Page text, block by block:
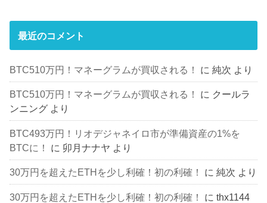
最近のコメント
BTC510万円！マネーグラムが買収される！ に純次 より
BTC510万円！マネーグラムが買収される！ に クールラ
ンニング より
BTC493万円！リオデジャネイロ市が準備資産の1%を
BTCに！
に 卯月ナナヤ より
30万円を超えたETHを少し利確！初の利確！ に純次 より
30万円を超えたETHを少し利確！初の利確！ にthx1144